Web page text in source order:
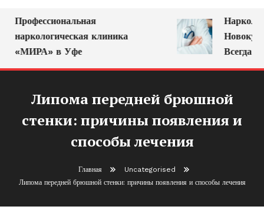
Профессиональная
наркологическая клиника
«МИРА» в Уфе
Всегда
Липома передней брюшной
стенки: причины появления и
способы лечения
Главная
Uncategorised
Липома передней брюшной стенки: причины появления и способы лечения